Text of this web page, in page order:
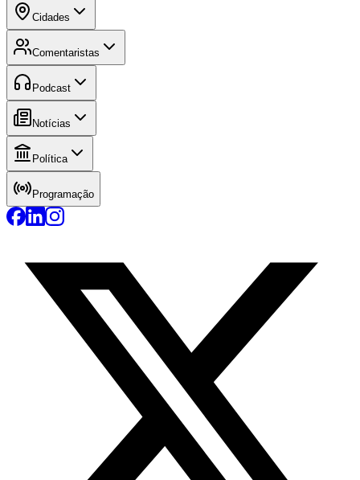
Cidades
Comentaristas
Podcast
Notícias
Política
Programação